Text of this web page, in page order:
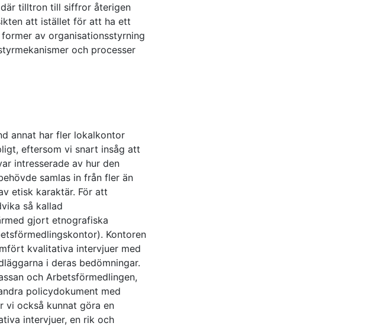
tilltron till siffror återigen
att istället för att ha ett
av organisationsstyrning
och processer
annat har fler lokalkontor
eftersom vi snart insåg att
intresserade av hur den
samlas in från fler än
etisk karaktär. För att
så kallad
gjort etnografiska
Kontoren
kvalitativa intervjuer med
i deras bedömningar.
och Arbetsförmedlingen,
policydokument med
vi också kunnat göra en
intervjuer, en rik och